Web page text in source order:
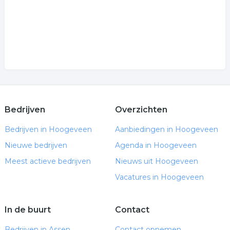
Bedrijven
Bedrijven in Hoogeveen
Nieuwe bedrijven
Meest actieve bedrijven
Overzichten
Aanbiedingen in Hoogeveen
Agenda in Hoogeveen
Nieuws uit Hoogeveen
Vacatures in Hoogeveen
In de buurt Contact